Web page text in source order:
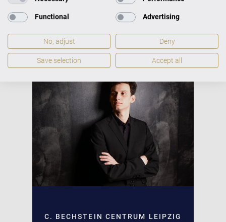
MEHR ERFAHREN
DO, 08.10.2026 | 19:00UHR
C. BECHSTEIN CENTRUM LEIPZIG
Functional Advertising
No, adjust Deny
Save selection Accept all